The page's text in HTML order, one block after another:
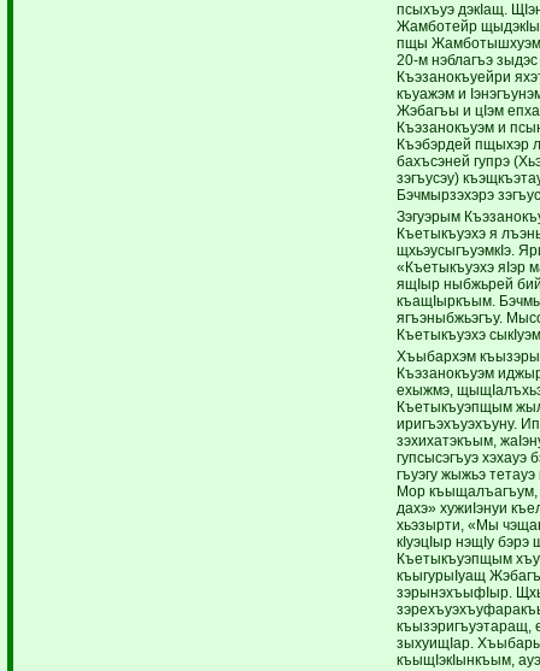
псыхъуэ дэкIащ.
Жамботейр
пщы Жамботышхуэм
20-м нэблагъэ
Къэзанокъуейри
къуажэм и
Жэбагъы и цIэм
Къэзанокъуэм и
Къэбэрдей пщыхэр
бахъсэней гупрэ
зэгъусэу)
Бэчмырзэхэрэ
Зэгуэрым
Къетыкъуэхэ я
щхьэусыгъуэмкIэ.
«Къетыкъуэхэ яIэр
ящIыр ныбжьрей
къащIыркъым.
ягъэныбжьэгъу.
Къетыкъуэхэ
Хъыбархэм
Къэзанокъуэм
ехыжмэ,
Къетыкъуэпщым
иригъэхъуэхъуну.
зэхихатэкъым,
гупсысэгъуэ хэхауэ
гъуэгу жыжьэ
Мор къыщалъагъум,
дахэ» хужиIэнуи
хьэзырти, «Мы
кIуэцIыр нэщIу бэрэ
Къетыкъуэпщым
къыгурыIуащ
зэрынэхъыфIыр.
зыхуищIар.
къыщIэкIынкъым,